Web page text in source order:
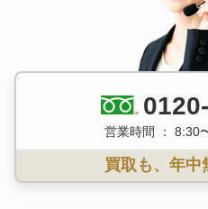
営業時間 ： 8:30
買取も、年中